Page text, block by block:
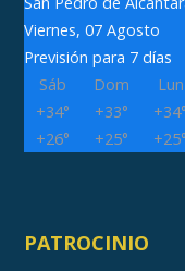
Viernes, 07 Agosto
Previsión para 7 días
Sáb
Dom Lun
+34° +33° +34°
+26° +25° +25°
PATROCINIO